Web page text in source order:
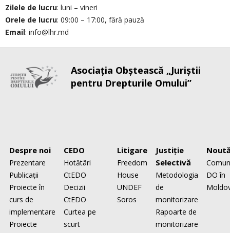
Zilele de lucru: luni – vineri
Orele de lucru: 09:00 – 17:00, fără pauză
Email: info@lhr.md
Asociaţia Obştească „Juriştii
pentru Drepturile Omului”
Despre noi
Prezentare
Publicaţii
Proiecte în
curs de
implementare
Proiecte
CEDO
Hotătâri
CtEDO
Decizii
CtEDO
Curtea pe
scurt
Litigare
Freedom
House
UNDEF
Soros
Justiţie
Selectivă
Metodologia
de
monitorizare
Rapoarte de
monitorizare
DO în